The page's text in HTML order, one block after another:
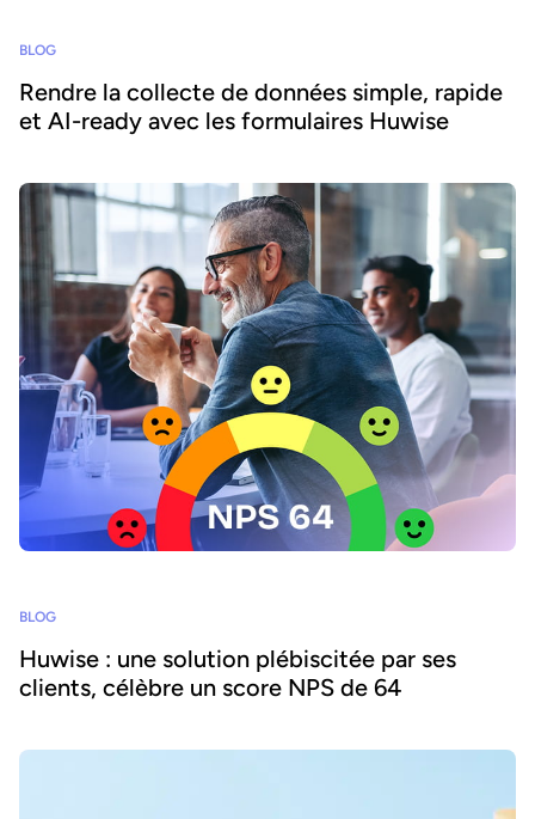
BLOG
Rendre la collecte de données simple, rapide
et AI-ready avec les formulaires Huwise
BLOG
Huwise : une solution plébiscitée par ses
clients, célèbre un score NPS de 64